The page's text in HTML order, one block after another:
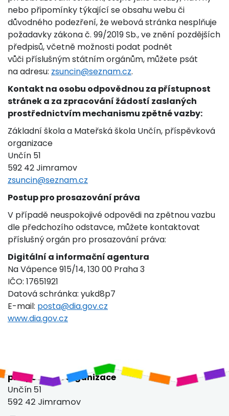
nebo připomínky týkající se obsahu webu či
důvodného podezření, že webová stránka nesplňuje
požadavky zákona č. 99/2019 Sb., ve znění pozdějších
předpisů, včetně možnosti podat podnět
vůči příslušným státním orgánům, můžete psát
na adresu: zsuncin@seznam.cz.
Kontakt na osobu odpovědnou za přístupnost
stránek a za zpracování žádostí zaslaných
prostřednictvím mechanismu zpětné vazby:
Základní škola a Mateřská škola Unčín, příspěvková
organizace
Unčín 51
592 42 Jimramov
zsuncin@seznam.cz
Postup pro prosazování práva
V případě neuspokojivé odpovědi na zpětnou vazbu
dle předchozího odstavce, můžete kontaktovat
příslušný orgán pro prosazování práva:
Digitální a informační agentura
Na Vápence 915/14, 130 00 Praha 3
IČO: 17651921
Datová schránka: yukd8p7
E-mail: posta@dia.gov.cz
www.dia.gov.cz
Základní škola a Mateřská škola Unčín,
příspěvková organizace
Unčín 51
592 42 Jimramov